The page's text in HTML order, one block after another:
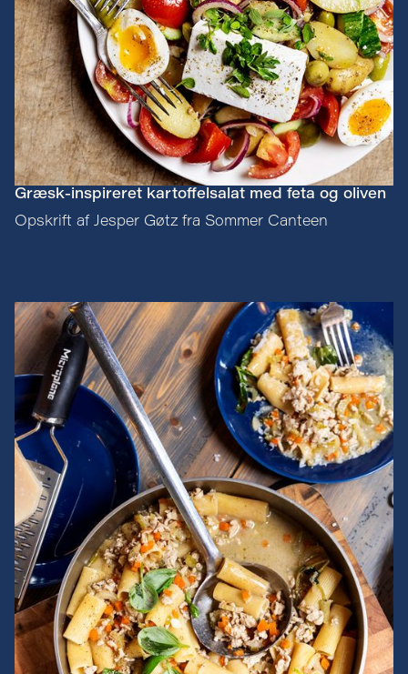
Græsk-inspireret kartoffelsalat med feta og oliven
Opskrift af Jesper Gøtz fra Sommer Canteen